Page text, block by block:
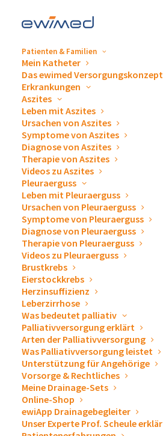
Patienten & Familien
Mein Katheter
Das ewimed Versorgungskonzept
Erkrankungen
Aszites
Leben mit Aszites
Ursachen von Aszites
Symptome von Aszites
Diagnose von Aszites
Therapie von Aszites
Videos zu Aszites
Pleuraerguss
Leben mit Pleuraerguss
Ursachen von Pleuraerguss
Symptome von Pleuraerguss
Diagnose von Pleuraerguss
Therapie von Pleuraerguss
Videos zu Pleuraerguss
Brustkrebs
Eierstockkrebs
Herzinsuffizienz
Leberzirrhose
Was bedeutet palliativ
Palliativversorgung erklärt
Arten der Palliativversorgung
Was Palliativversorgung leistet
Unterstützung für Angehörige
Vorsorge & Rechtliches
Meine Drainage-Sets
Online-Shop
ewiApp Drainagebegleiter
Unser Experte Prof. Scheule
Termine
Gerne beantworten wir Ihre
Drainage von Pleuraergüssen
unseren Drainagesystemen
Medizintechnikunternehmen
Ausstellungsständen. Lernen
& Kongressen persönlich
auf Sie!
« Alle Veranstaltungen
Diese Veranstaltung hat bereits